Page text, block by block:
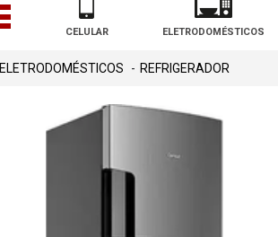
CELULAR ELETRODOMÉSTICOS
ELETRODOMÉSTICOS REFRIGERADOR